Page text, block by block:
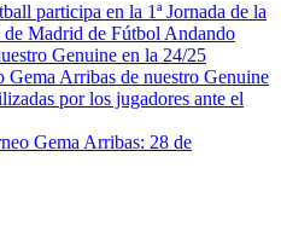
participa en la 1ª Jornada de la
Madrid de Fútbol Andando
Genuine en la 24/25
Arribas de nuestro Genuine
por los jugadores ante el
Gema Arribas: 28 de